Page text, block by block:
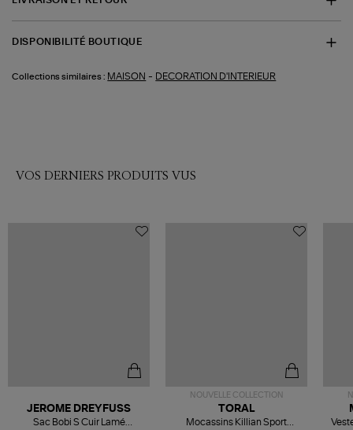
DISPONIBILITÉ BOUTIQUE
Collections similaires : MAISON - DECORATION D'INTERIEUR
VOS DERNIERS PRODUITS VUS
JEROME DREYFUSS
Sac Bobi S Cuir Lamé
NOUVELLE COLLECTION
TORAL
Mocassins Killian Sport